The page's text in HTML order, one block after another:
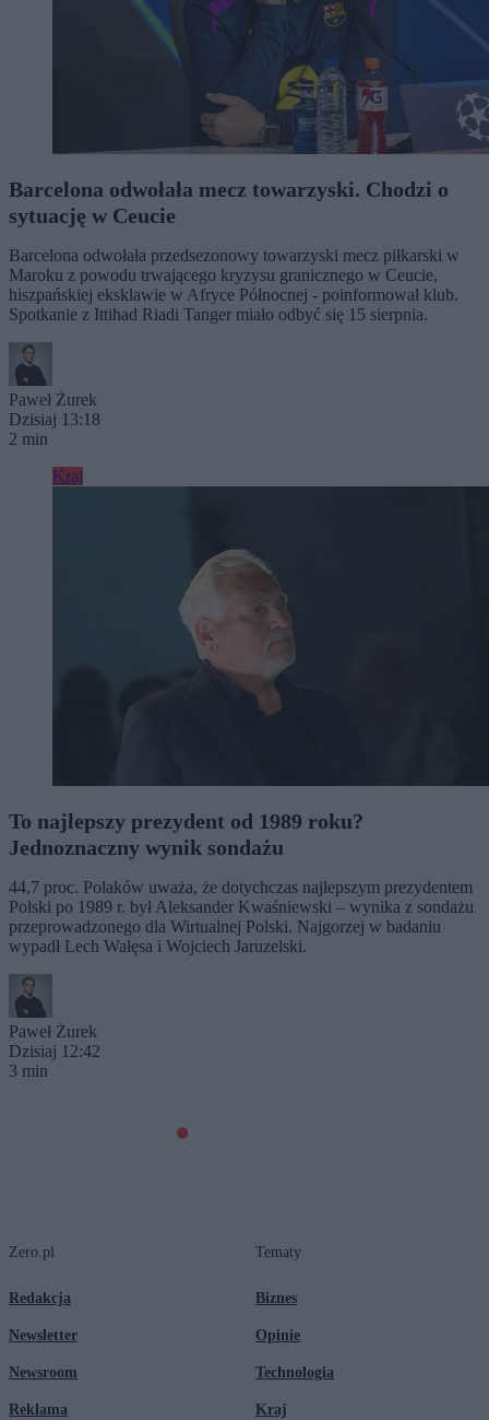
Barcelona odwołała mecz towarzyski. Chodzi o
sytuację w Ceucie
Barcelona odwołała przedsezonowy towarzyski mecz piłkarski w
Maroku z powodu trwającego kryzysu granicznego w Ceucie,
hiszpańskiej eksklawie w Afryce Północnej - poinformował klub.
Spotkanie z Ittihad Riadi Tanger miało odbyć się 15 sierpnia.
Paweł Żurek
Dzisiaj 13:18
2 min
Kraj
To najlepszy prezydent od 1989 roku?
Jednoznaczny wynik sondażu
44,7 proc. Polaków uważa, że dotychczas najlepszym prezydentem
Polski po 1989 r. był Aleksander Kwaśniewski – wynika z sondażu
przeprowadzonego dla Wirtualnej Polski. Najgorzej w badaniu
wypadł Lech Wałęsa i Wojciech Jaruzelski.
Paweł Żurek
Dzisiaj 12:42
3 min
Zero.pl
Redakcja
Newsletter
Newsroom
Reklama
Tematy
Biznes
Opinie
Technologia
Kraj